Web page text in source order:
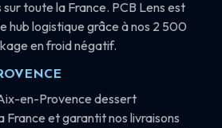
sur toute la France. PCB Lens est
hub logistique grâce à nos 2 500
en froid négatif.
en-Provence dessert
France et garantit nos livraisons